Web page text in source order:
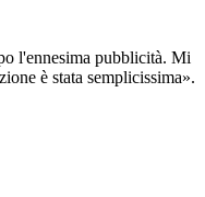
l'ennesima pubblicità. Mi
è stata semplicissima».